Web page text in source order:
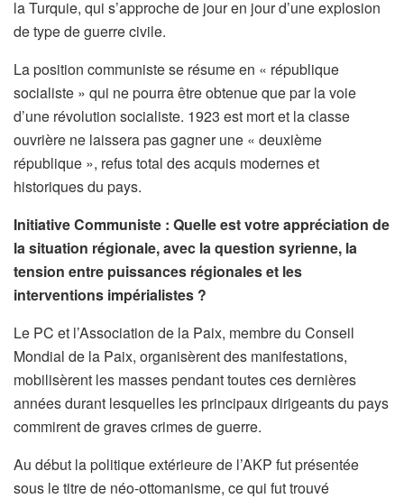
la Turquie, qui s’approche de jour en jour d’une explosion
de type de guerre civile.
La position communiste se résume en « république
socialiste » qui ne pourra être obtenue que par la voie
d’une révolution socialiste. 1923 est mort et la classe
ouvrière ne laissera pas gagner une « deuxième
république », refus total des acquis modernes et
historiques du pays.
Initiative Communiste : Quelle est votre appréciation de
la situation régionale, avec la question syrienne, la
tension entre puissances régionales et les
interventions impérialistes ?
Le PC et l’Association de la Paix, membre du Conseil
Mondial de la Paix, organisèrent des manifestations,
mobilisèrent les masses pendant toutes ces dernières
années durant lesquelles les principaux dirigeants du pays
commirent de graves crimes de guerre.
Au début la politique extérieure de l’AKP fut présentée
sous le titre de néo-ottomanisme, ce qui fut trouvé